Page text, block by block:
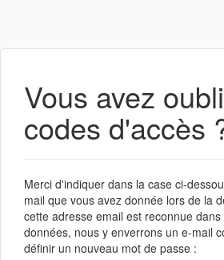
Vous avez
codes d'accès
Merci d'indiquer dans la case ci-
mail que vous avez donnée lors de la
cette adresse email est reconnue
données, nous y enverrons un e-mail
définir un nouveau mot de passe :